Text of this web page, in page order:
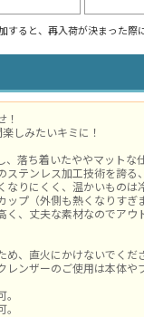
ると、再入荷が決まった際
！
しみたいキミに！
、落ち着いたややマットな
ステンレス加工技術を誇る
なりにくく、温かいものは
ップ（外側も熱くなりすぎ
く、丈夫な素材なのでアウ
め、直火にかけないでくだ
レンザーのご使用は本体や